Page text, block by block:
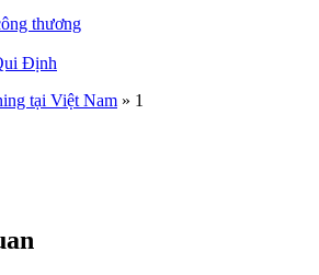
thương
Định
tại Việt Nam » 1